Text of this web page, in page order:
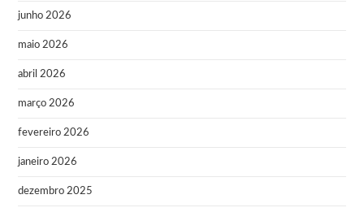
junho 2026
maio 2026
abril 2026
março 2026
fevereiro 2026
janeiro 2026
dezembro 2025